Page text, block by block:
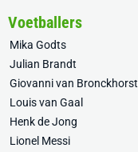
Voetballers
Mika Godts
Julian Brandt
Giovanni van Bronckhorst
Louis van Gaal
Henk de Jong
Lionel Messi